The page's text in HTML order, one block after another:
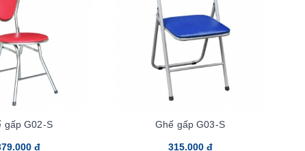
gấp G02-S
đ
Ghế gấp G03-S
315.000 đ